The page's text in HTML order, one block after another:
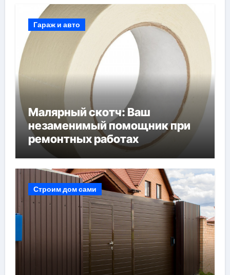
Гараж и авто
Малярный скотч: Ваш
незаменимый помощник при
ремонтных работах
Строим дом сами